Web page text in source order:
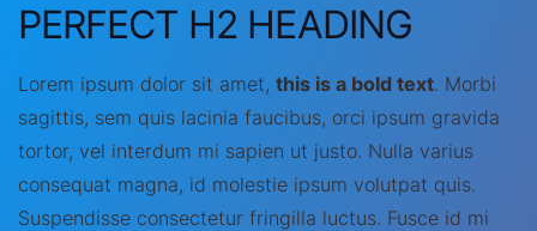
PERFECT H2 HEADING
Lorem ipsum dolor sit amet, this is a bold text. Morbi
sagittis, sem quis lacinia faucibus, orci ipsum gravida
tortor, vel interdum mi sapien ut justo. Nulla varius
consequat magna, id molestie ipsum volutpat quis.
Suspendisse consectetur fringilla luctus. Fusce id mi